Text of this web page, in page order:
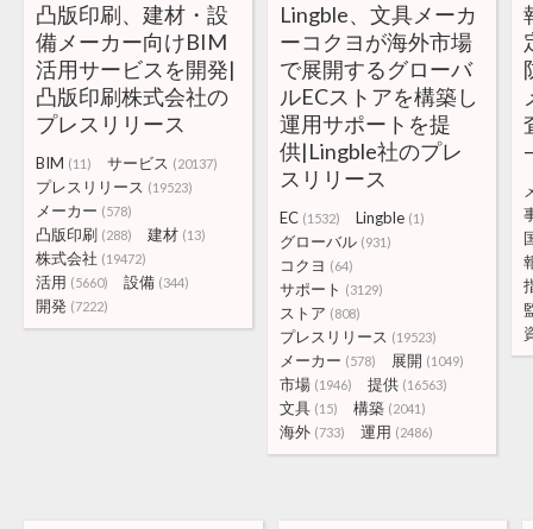
凸版印刷、建材・設
備メーカー向けBIM
活用サービスを開発|
凸版印刷株式会社の
プレスリリース
BIM (11) サービス (20137)
プレスリリース (19523)
メーカー (578)
凸版印刷 (288) 建材 (13)
株式会社 (19472)
活用 (5660) 設備 (344)
開発 (7222)
Lingble、文具メーカ
ーコクヨが海外市場
で展開するグローバ
ルECストアを構築し
運用サポートを提
供|Lingble社のプレ
スリリース
EC (1532) Lingble (1)
グローバル (931)
コクヨ (64)
サポート (3129)
ストア (808)
プレスリリース (19523)
メーカー (578) 展開 (1049)
市場 (1946) 提供 (16563)
文具 (15) 構築 (2041)
海外 (733) 運用 (2486)